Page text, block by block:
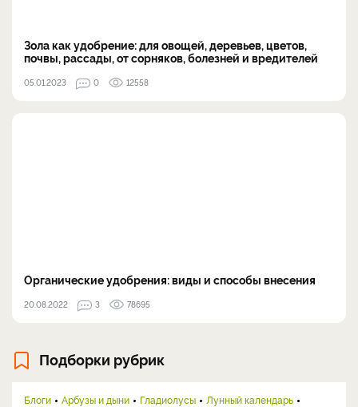
Зола как удобрение: для овощей, деревьев, цветов,
почвы, рассады, от сорняков, болезней и вредителей
05.01.2023 0 12558
Органические удобрения: виды и способы внесения
20.08.2022 3 78695
Подборки рубрик
Блоги Арбузы и дыни Гладиолусы
Лунный календарь